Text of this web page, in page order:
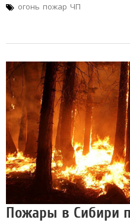
огонь пожар ЧП
Пожары в Сибири